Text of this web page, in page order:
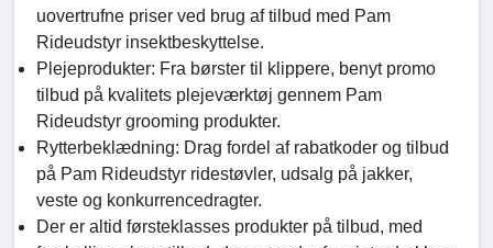
uovertrufne priser ved brug af tilbud med Pam
Rideudstyr insektbeskyttelse.
Plejeprodukter: Fra børster til klippere, benyt promo
tilbud på kvalitets plejeværktøj gennem Pam
Rideudstyr grooming produkter.
Rytterbeklædning: Drag fordel af rabatkoder og tilbud
på Pam Rideudstyr ridestøvler, udsalg på jakker,
veste og konkurrencedragter.
Der er altid førsteklasses produkter på tilbud, med